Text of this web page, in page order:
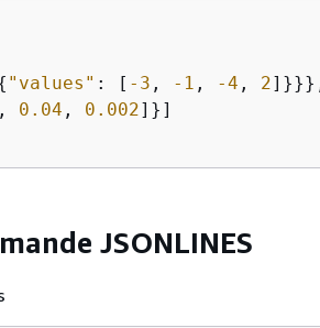
"values" : [ -3 , -1 , -4 , 2
, 0.04 , 0.002]}]
JSONLINES